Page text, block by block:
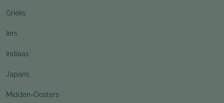
Grieks
Iers
Indiaas
Japans
Midden-Oosters